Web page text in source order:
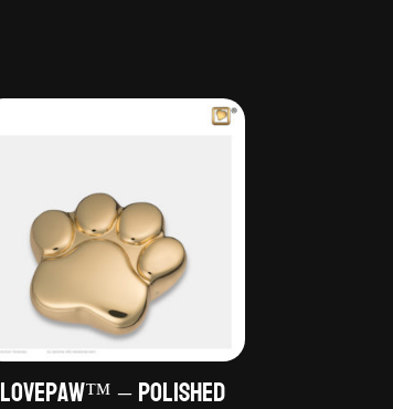
LovePaw™ – Polished